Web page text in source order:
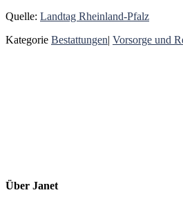
Quelle: Landtag Rheinland-Pfalz
Kategorie Bestattungen| Vorsorge und
Über Janet